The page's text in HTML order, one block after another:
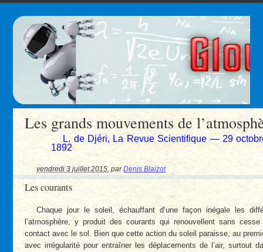
Les grands mouvements de
L. de Djéri, La Revue Scientifique — 29
1892
vendredi 3 juillet 2015,parDenis Blaizot
Les courants
Chaque jour le soleil, échauffant d’une façon inégale les
l’atmosphère, y produit des courants qui renouvellent sans
contact avec le sol. Bien que cette action du soleil paraisse, au
avec irrégularité pour entraîner les déplacements de l’air, surtout